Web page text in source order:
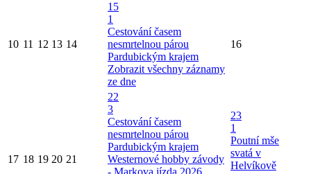
10 11 12 13 14
15
1
Cestování časem
nesmrtelnou párou
Pardubickým krajem
Zobrazit všechny záznamy
ze dne
16
17 18 19 20 21
22
3
Cestování časem
nesmrtelnou párou
Pardubickým krajem
Westernové hobby závody
- Markova jízda 2026
23
1
Poutní mše
svatá v
Helvíkově